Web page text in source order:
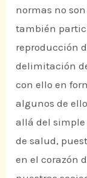
normas no
también
reproducción
delimitación
con ello en
algunos de
allá del
de salud,
en el corazón